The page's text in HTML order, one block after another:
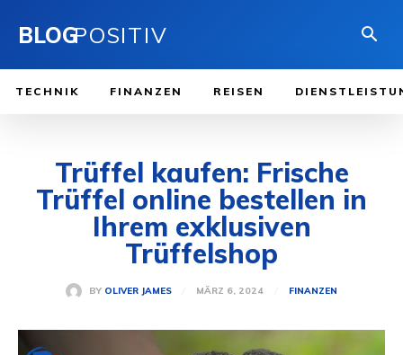
BLOGPOSITIV
TECHNIK FINANZEN REISEN
Trüffel kaufen: Frische
Trüffel online bestellen in
Ihrem exklusiven
Trüffelshop
BY OLIVER JAMES MÄRZ 6, 2024 FINANZEN